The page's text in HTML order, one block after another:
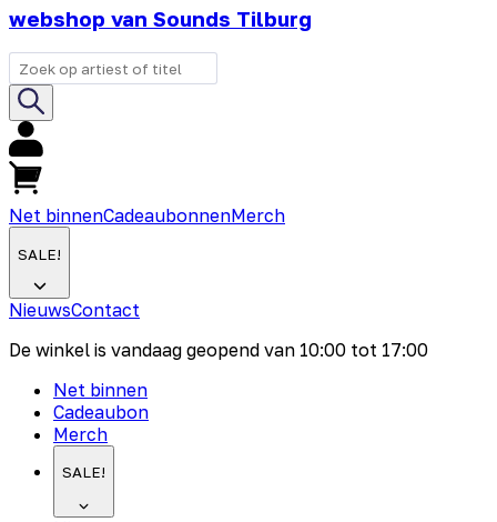
webshop van Sounds Tilburg
Net binnenCadeaubonnenMerch
SALE!
NieuwsContact
De winkel is vandaag geopend van 10:00 tot 17:00
Net binnen
Cadeaubon
Merch
SALE!